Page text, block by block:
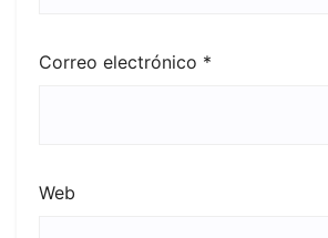
Correo electrónico *
Web